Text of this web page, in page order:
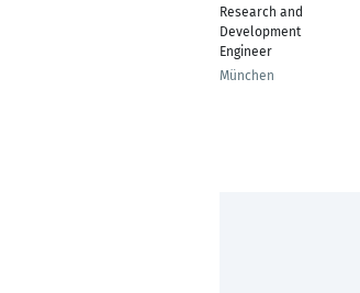
Research and
Development
Engineer
München